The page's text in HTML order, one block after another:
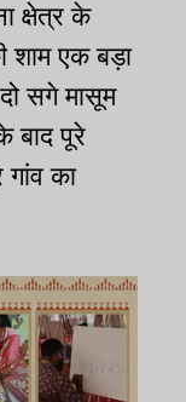
क्षेत्र के
शाम एक बड़ा
सगे मासूम
बाद पूरे
गांव का